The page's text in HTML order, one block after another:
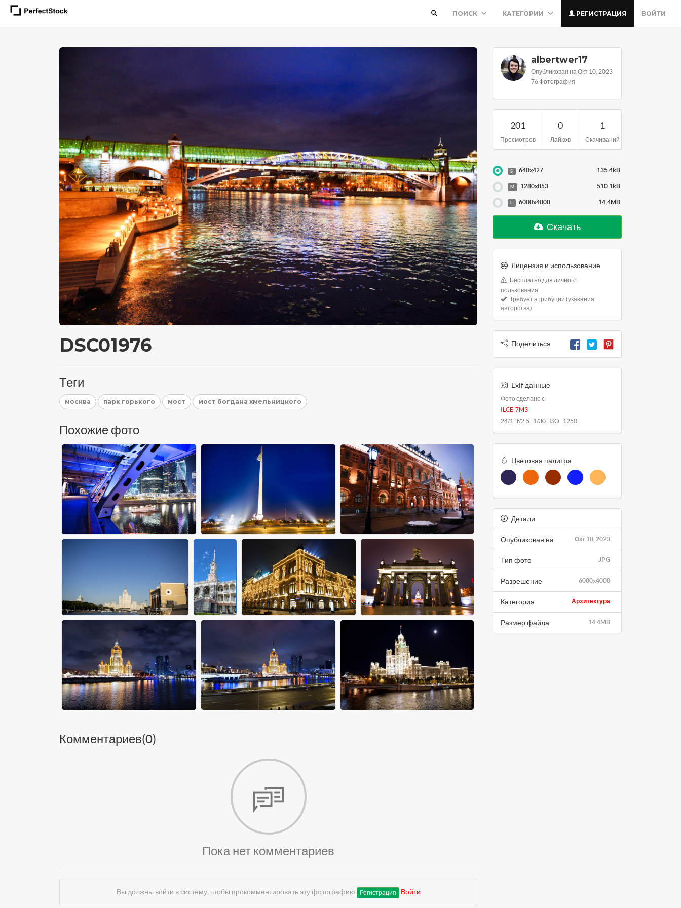
ПОИСК КАТЕГОРИИ РЕГИСТРАЦИЯ ВОЙТИ
DSC01976
Теги
москва парк горького мост мост богдана хмельницкого
Похожие фото
Комментариев(0)
Пока нет комментариев
Вы должны войти в систему, чтобы прокомментировать эту фотографию Регистрация Войти
albertwer17
Опубликован на Окт 10, 2023
76 Фотография
201
Просмотров
0
Лайков
1
Скачиваний
S 640x427 135.4kB
M 1280x853 510.1kB
L 6000x4000 14.4MB
Скачать
Лицензия и использование
Бесплатно для личного
пользования
Требует атрибуции (указания
авторства)
Поделиться
Exif данные
Фото сделано с
ILCE-7M3
24/1 f/2.5 1/30 ISO 1250
Цветовая палитра
Детали
Окт 10, 2023
Опубликован на
JPG
Тип фото
6000x4000
Разрешение
Архитектура
Категория
14.4MB
Размер файла